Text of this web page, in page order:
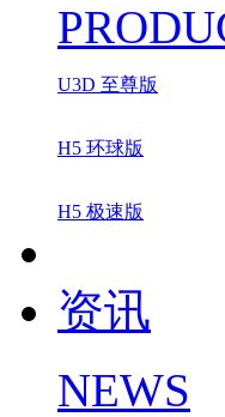
U3D 至尊版
H5 环球版
H5 极速版
资讯
NEWS